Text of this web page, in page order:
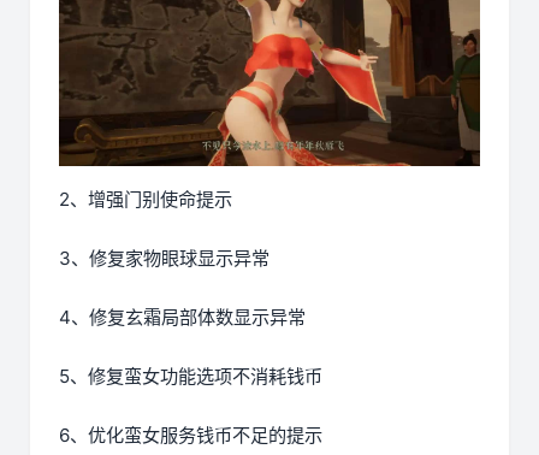
2、增强门别使命提示
3、修复家物眼球显示异常
4、修复玄霜局部体数显示异常
5、修复蛮女功能选项不消耗钱币
6、优化蛮女服务钱币不足的提示